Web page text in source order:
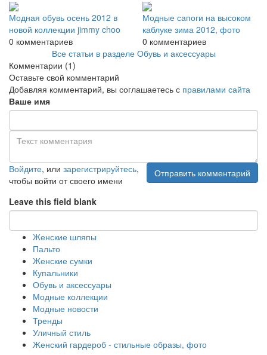
Модная обувь осень 2012 в
новой коллекции jimmy choo
0 комментариев
Модные сапоги на высоком
каблуке зима 2012, фото
0 комментариев
Все статьи в разделе Обувь и аксессуары
Комментарии (1)
Оставьте свой комментарий
Добавляя комментарий, вы соглашаетесь с правилами сайта
Ваше имя
Войдите, или зарегистрируйтесь,
чтобы войти от своего имени
Отправить комментарий
Leave this field blank
Женские шляпы
Пальто
Женские сумки
Купальники
Обувь и аксессуары
Модные коллекции
Модные новости
Тренды
Уличный стиль
Женский гардероб - стильные образы, фото